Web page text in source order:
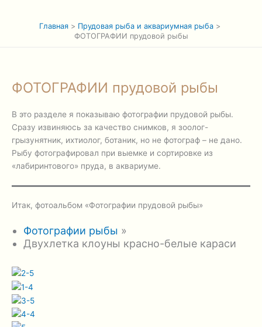
Главная
Прудовая рыба и аквариумная рыба
ФОТОГРАФИИ прудовой рыбы
ФОТОГРАФИИ прудовой рыбы
В это разделе я показываю фотографии прудовой рыбы.
Сразу извиняюсь за качество снимков, я зоолог-
грызунятник, ихтиолог, ботаник, но не фотограф – не дано.
Рыбу фотографировал при выемке и сортировке из
«лабиринтового» пруда, в аквариуме.
Итак, фотоальбом «Фотографии прудовой рыбы»
Фотографии рыбы »
Двухлетка клоуны красно-белые караси